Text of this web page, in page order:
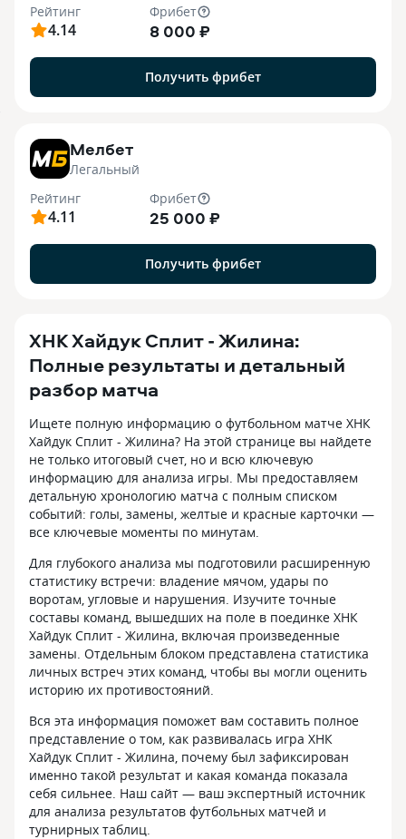
Рейтинг
4.14
Фрибет
8 000 ₽
Получить фрибет
Мелбет
Легальный
Рейтинг
4.11
Фрибет
25 000 ₽
Получить фрибет
ХНК Хайдук Сплит - Жилина:
Полные результаты и детальный
разбор матча
Ищете полную информацию о футбольном матче ХНК
Хайдук Сплит - Жилина? На этой странице вы найдете
не только итоговый счет, но и всю ключевую
информацию для анализа игры. Мы предоставляем
детальную хронологию матча с полным списком
событий: голы, замены, желтые и красные карточки —
все ключевые моменты по минутам.
Для глубокого анализа мы подготовили расширенную
статистику встречи: владение мячом, удары по
воротам, угловые и нарушения. Изучите точные
составы команд, вышедших на поле в поединке ХНК
Хайдук Сплит - Жилина, включая произведенные
замены. Отдельным блоком представлена статистика
личных встреч этих команд, чтобы вы могли оценить
историю их противостояний.
Вся эта информация поможет вам составить полное
представление о том, как развивалась игра ХНК
Хайдук Сплит - Жилина, почему был зафиксирован
именно такой результат и какая команда показала
себя сильнее. Наш сайт — ваш экспертный источник
для анализа результатов футбольных матчей и
турнирных таблиц.